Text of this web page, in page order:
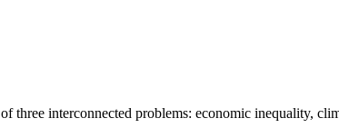
interconnected problems: economic inequality,